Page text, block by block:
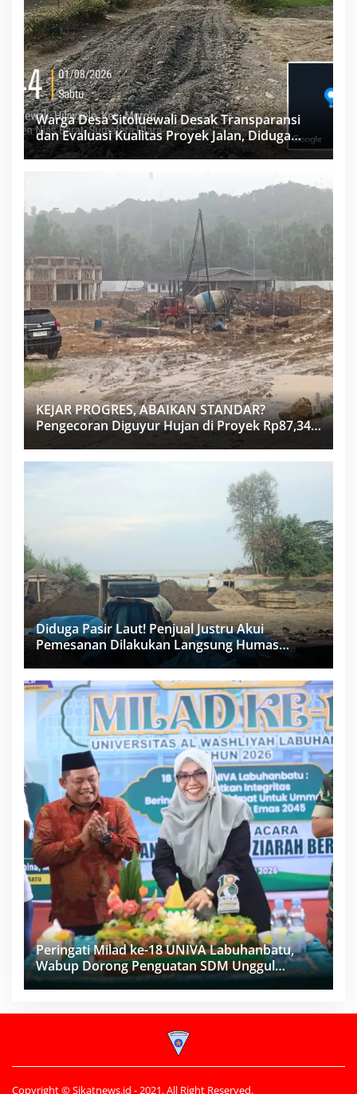
Warga Desa Sitoluewali Desak Transparansi
dan Evaluasi Kualitas Proyek Jalan, Diduga
Minim Informasi
KEJAR PROGRES, ABAIKAN STANDAR?
Pengecoran Diguyur Hujan di Proyek Rp87,34
Miliar Sukma Nias, Konsultan, Pengawas dan
PPK Bungkam
Diduga Pasir Laut! Penjual Justru Akui
Pemesanan Dilakukan Langsung Humas
Peringati Milad ke-18 UNIVA Labuhanbatu,
Wabup Dorong Penguatan SDM Unggul
Menuju Indonesia Emas 2045
Copyright © Sikatnews.id - 2021. All Right Reserved.